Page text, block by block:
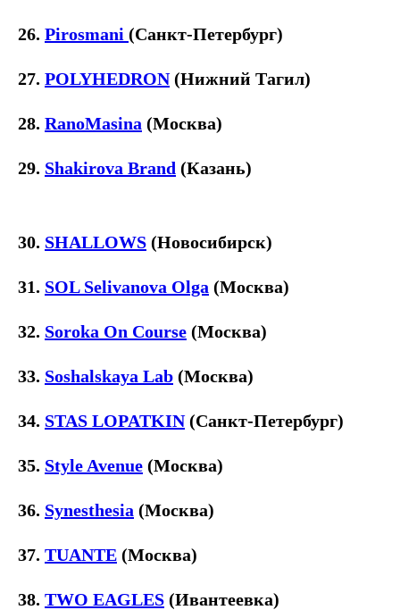
26. Pirosmani (Санкт-Петербург)
27. POLYHEDRON(Нижний Тагил)
28. RanoMasina (Москва)
29. Shakirova Brand (Казань)
30. SHALLOWS (Новосибирск)
31. SOL Selivanova Olga (Москва)
32. Soroka On Course (Москва)
33. Soshalskaya Lab (Москва)
34. STAS LOPATKIN(Санкт-Петербург)
35. Style Avenue (Москва)
36. Synesthesia (Москва)
37. TUANTE (Москва)
38. TWO EAGLES (Ивантеевка)